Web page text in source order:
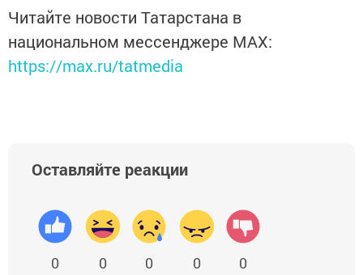
Читайте новости Татарстана в
национальном мессенджере MАХ:
https://max.ru/tatmedia
Оставляйте реакции
0 0 0 0 0